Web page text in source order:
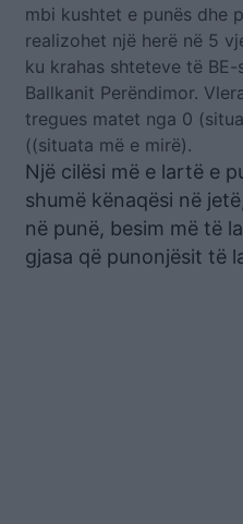
mbi kushtet e punës dhe
realizohet një herë në 5
ku krahas shteteve të
Ballkanit Perëndimor.
tregues matet nga 0
((situata më e mirë).
Një cilësi më e lartë e
shumë kënaqësi në
në punë, besim më të
gjasa që punonjësit të